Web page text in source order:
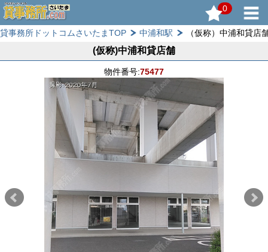
0
貸事務所ドットコムさいたまTOP 中浦和駅 （仮称）中浦和貸店
(仮称)中浦和貸店舗
物件番号:75477